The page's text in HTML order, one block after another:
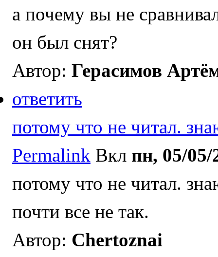
а почему вы не
он был снят?
Автор: Герасимов
ответить
потому что не читал.
Permalink Вкл пн, 05/05/
потому что не читал.
почти все не так.
Автор: Chertoznai